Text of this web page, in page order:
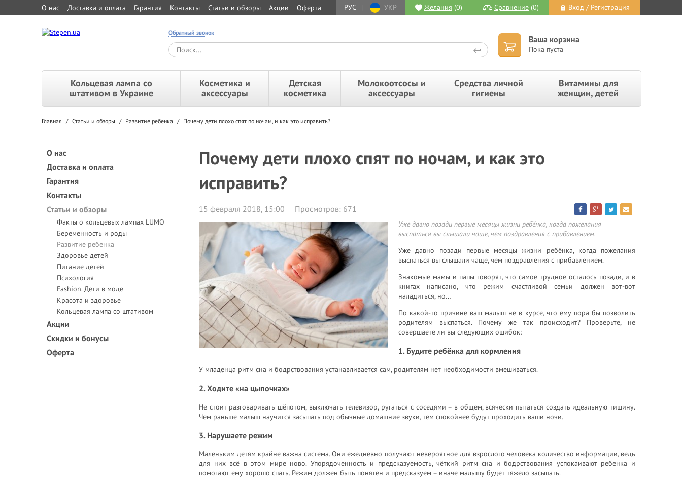
О нас Доставка и оплата Гарантия Контакты Статьи и обзоры Акции Оферта РУС | УКР Желания (0) Сравнение (0) Вход / Регистрация
Обратный звонок
Ваша корзина
Пока пуста
Кольцевая лампа со
штативом в Украине
Косметика и
аксессуары
Детская
косметика
Молокоотсосы и
аксессуары
Средства личной
гигиены
Витамины для
женщин, детей
Главная / Статьи и обзоры / Развитие ребенка / Почему дети плохо спят по ночам, и как это исправить?
О нас
Доставка и оплата
Гарантия
Контакты
Статьи и обзоры
Факты о кольцевых лампах LUMO
Беременность и роды
Развитие ребенка
Здоровье детей
Питание детей
Психология
Fashion. Дети в моде
Красота и здоровье
Кольцевая лампа со штативом
Акции
Скидки и бонусы
Оферта
Почему дети плохо спят по ночам, и как это
исправить?
15 февраля 2018, 15:00 Просмотров: 671
Уже давно позади первые месяцы жизни ребёнка, когда пожелания
выспаться вы слышали чаще, чем поздравления с прибавлением.
Уже давно позади первые месяцы жизни ребёнка, когда пожелания
выспаться вы слышали чаще, чем поздравления с прибавлением.
Знакомые мамы и папы говорят, что самое трудное осталось позади, и в
книгах написано, что режим счастливой семьи должен вот-вот
наладиться, но…
По какой-то причине ваш малыш не в курсе, что ему пора бы позволить
родителям выспаться. Почему же так происходит? Проверьте, не
совершаете ли вы следующих ошибок:
1. Будите ребёнка для кормления
У младенца ритм сна и бодрствования устанавливается сам, родителям нет необходимости вмешиваться.
2. Ходите «на цыпочках»
Не стоит разговаривать шёпотом, выключать телевизор, ругаться с соседями – в общем, всячески пытаться создать идеальную тишину.
Чем раньше малыш научится засыпать под обычные домашние звуки, тем спокойнее будут проходить ваши ночи.
3. Нарушаете режим
Маленьким детям крайне важна система. Они ежедневно получают невероятное для взрослого человека количество информации, ведь
для них всё в этом мире ново. Упорядоченность и предсказуемость, чёткий ритм сна и бодрствования успокаивают ребенка и
помогают ему хорошо спать. Режим должен быть понятен и предсказуем – иначе малышу будет тяжело засыпать.